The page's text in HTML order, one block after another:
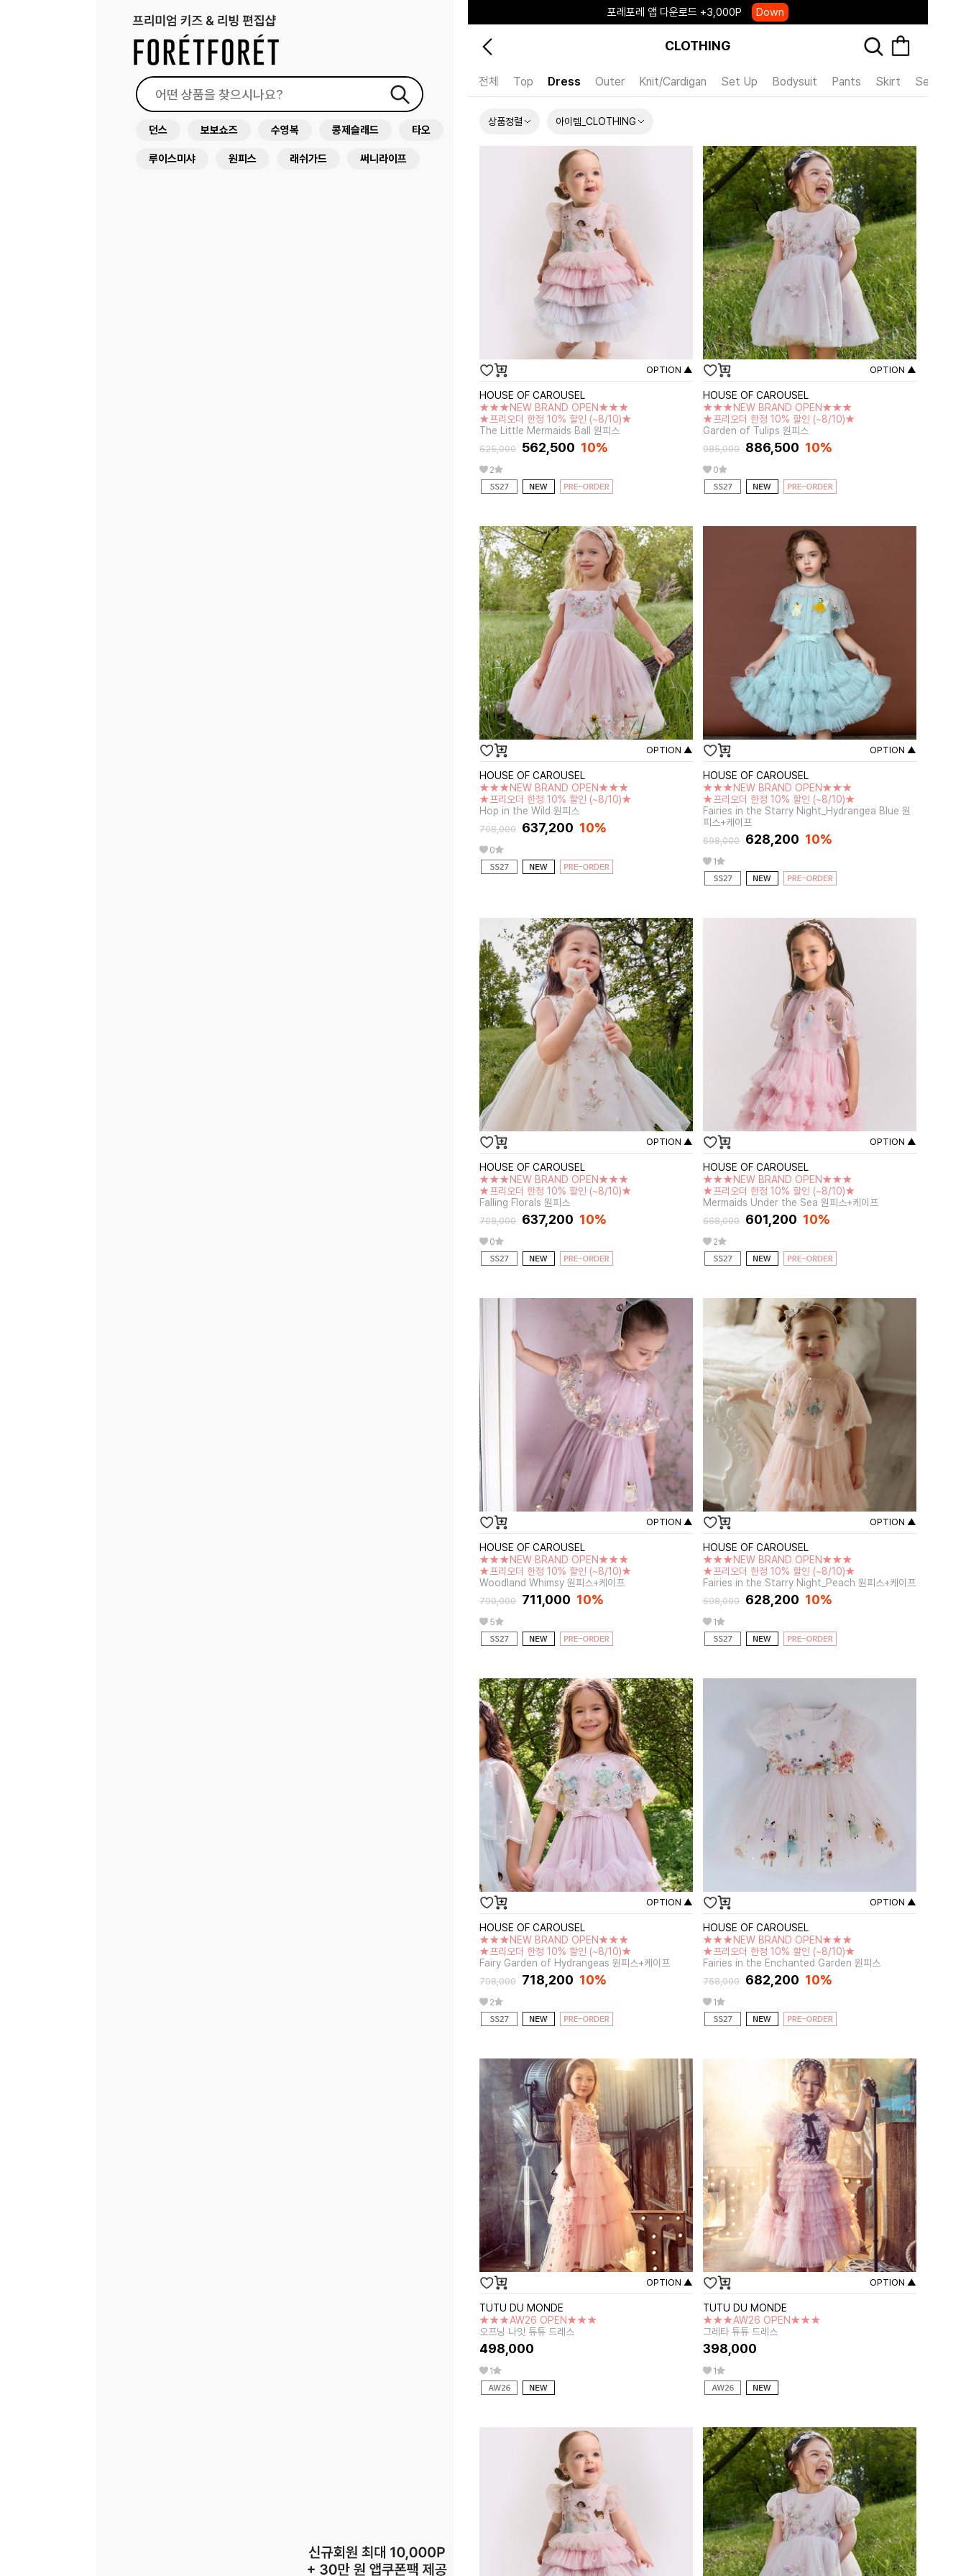
포레포레 앱 다운로드 +3,000P Down
CLOTHING
전체 Top Dress Outer Knit/Cardigan Set Up Bodysuit Pants Skirt Season
상품정렬 아이템_CLOTHING
OPTION ▲
HOUSE OF CAROUSEL
★★★NEW BRAND OPEN★★★
★프리오더 한정 10% 할인 (~8/10)★
The Little Mermaids Ball 원피스
625,000 562,500 10%
2
OPTION ▲
HOUSE OF CAROUSEL
★★★NEW BRAND OPEN★★★
★프리오더 한정 10% 할인 (~8/10)★
Garden of Tulips 원피스
985,000 886,500 10%
0
OPTION ▲
HOUSE OF CAROUSEL
★★★NEW BRAND OPEN★★★
★프리오더 한정 10% 할인 (~8/10)★
Hop in the Wild 원피스
708,000 637,200 10%
0
OPTION ▲
HOUSE OF CAROUSEL
★★★NEW BRAND OPEN★★★
★프리오더 한정 10% 할인 (~8/10)★
Fairies in the Starry Night_Hydrangea Blue 원
피스+케이프
698,000 628,200 10%
1
OPTION ▲
HOUSE OF CAROUSEL
★★★NEW BRAND OPEN★★★
★프리오더 한정 10% 할인 (~8/10)★
Falling Florals 원피스
708,000 637,200 10%
0
OPTION ▲
HOUSE OF CAROUSEL
★★★NEW BRAND OPEN★★★
★프리오더 한정 10% 할인 (~8/10)★
Mermaids Under the Sea 원피스+케이프
668,000 601,200 10%
2
OPTION ▲
HOUSE OF CAROUSEL
★★★NEW BRAND OPEN★★★
★프리오더 한정 10% 할인 (~8/10)★
Woodland Whimsy 원피스+케이프
790,000 711,000 10%
5
OPTION ▲
HOUSE OF CAROUSEL
★★★NEW BRAND OPEN★★★
★프리오더 한정 10% 할인 (~8/10)★
Fairies in the Starry Night_Peach 원피스+케이프
698,000 628,200 10%
1
OPTION ▲
HOUSE OF CAROUSEL
★★★NEW BRAND OPEN★★★
★프리오더 한정 10% 할인 (~8/10)★
Fairy Garden of Hydrangeas 원피스+케이프
798,000 718,200 10%
2
OPTION ▲
HOUSE OF CAROUSEL
★★★NEW BRAND OPEN★★★
★프리오더 한정 10% 할인 (~8/10)★
Fairies in the Enchanted Garden 원피스
758,000 682,200 10%
1
OPTION ▲
TUTU DU MONDE
★★★AW26 OPEN★★★
오프닝 나잇 튜튜 드레스
498,000
1
OPTION ▲
TUTU DU MONDE
★★★AW26 OPEN★★★
그레타 튜튜 드레스
398,000
1
던스 보보쇼즈 수영복 콩제슬래드 타오
루이스미샤 원피스 래쉬가드 써니라이프